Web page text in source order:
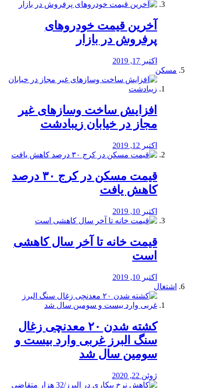
آخرین قیمت خودرو‌های
پرفروش در بازار
اکتبر 17, 2019
مسکن
افزایش ساخت وسازهای غیر
مجاز در خیابان زیبادشت
اکتبر 12, 2019
️قیمت مسکن در کرج ۳۰ درصد
کاهش یافت
اکتبر 10, 2019
قیمت خانه تا آخر سال کاهشی
است
اکتبر 10, 2019
اشتغال
کشته شدن ۲۰ معدنچی زغال
سنگ البرز غربی وارد بیست و
سومین سال شد
ژوئن 22, 2020